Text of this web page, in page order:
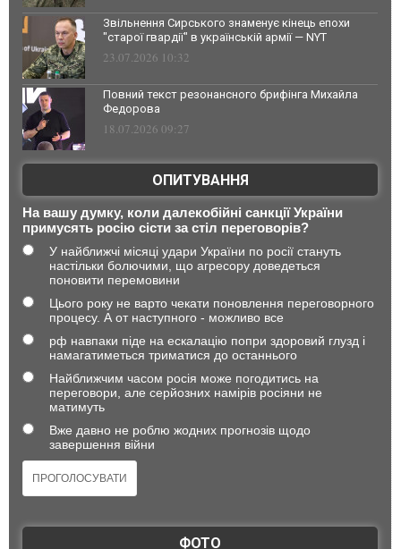
Звільнення Сирського знаменує кінець епохи
"старої гвардії" в українській армії — NYT
23.07.2026 10:32
Повний текст резонансного брифінга Михайла
Федорова
18.07.2026 09:27
ОПИТУВАННЯ
На вашу думку, коли далекобійні санкції України
примусять росію сісти за стіл переговорів?
У найближчі місяці удари України по росії стануть
настільки болючими, що агресору доведеться
поновити перемовини
Цього року не варто чекати поновлення переговорного
процесу. А от наступного - можливо все
рф навпаки піде на ескалацію попри здоровий глузд і
намагатиметься триматися до останнього
Найближчим часом росія може погодитись на
переговори, але серйозних намірів росіяни не
матимуть
Вже давно не роблю жодних прогнозів щодо
завершення війни
ФОТО